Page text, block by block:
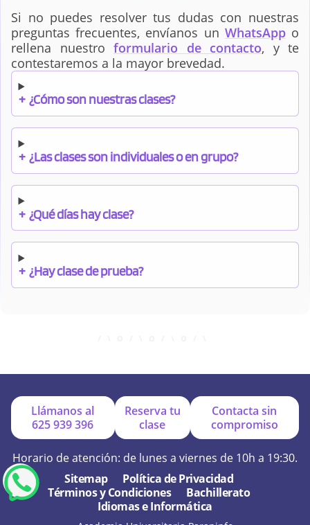
Si no puedes resolver tus dudas con nuestras
preguntas frecuentes, envíanos un WhatsAppo
rellena nuestro formulario de contacto, y te
contestaremos a la mayor brevedad.
+ ¿Cómo son nuestras clases?
+ ¿Las clases son individuales o en grupo?
+ ¿Qué días hay clase?
+ ¿Hay clase de prueba?
+ ¿Por qué online?
+ ¿Se hacen exámenes de prueba?
Llámanos al
625 939 396
Reserva tu
clase
Contacta sin
compromiso
Horario de atención: de lunes a viernes de 10h a 19:30.
Sitemap
Política de Privacidad
Términos y Condiciones
Bachillerato
Idiomas e Informática